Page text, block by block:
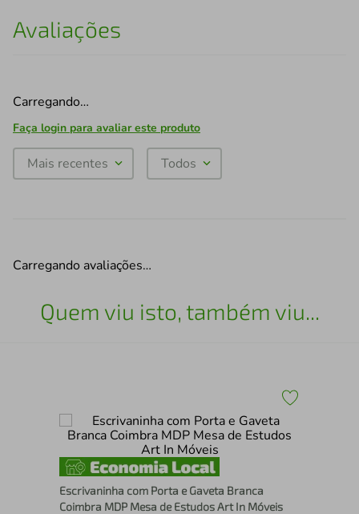
Avaliações
Carregando…
Faça login para avaliar este produto
Mais recentes Todos
Carregando avaliações…
Quem viu isto, também viu...
Escrivaninha com Porta e Gaveta Branca
Coimbra MDP Mesa de Estudos Art In Móveis